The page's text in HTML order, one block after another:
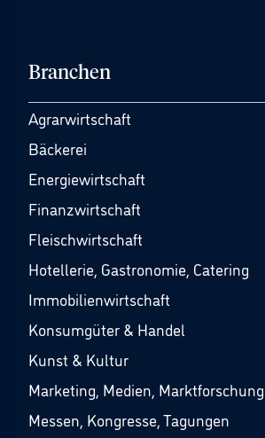
Branchen
Agrarwirtschaft
Bäckerei
Energiewirtschaft
Finanzwirtschaft
Fleischwirtschaft
Hotellerie, Gastronomie, Catering
Immobilienwirtschaft
Konsumgüter & Handel
Kunst & Kultur
Marketing, Medien, Marktforschung
Messen, Kongresse, Tagungen